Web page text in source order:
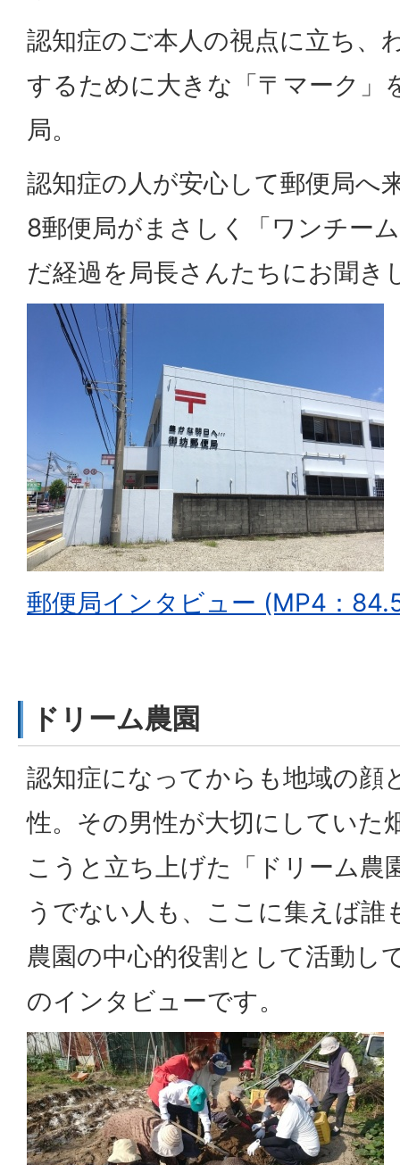
認知症のご本人の視点に立ち、
するために大きな「〒マーク」
局。
認知症の人が安心して郵便局へ
8郵便局がまさしく「ワンチー
だ経過を局長さんたちにお聞き
郵便局インタビュー (MP4：
ドリーム農園
認知症になってからも地域の顔
性。その男性が大切にしていた
こうと立ち上げた「ドリーム農
うでない人も、ここに集えば誰
農園の中心的役割として活動し
のインタビューです。